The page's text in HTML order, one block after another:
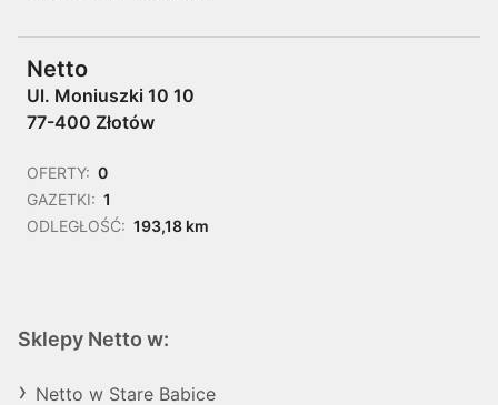
Netto
Ul. Moniuszki 10 10
77-400 Złotów
OFERTY: 0
GAZETKI: 1
ODLEGŁOŚĆ: 193,18 km
Sklepy Netto w:
Netto w Stare Babice